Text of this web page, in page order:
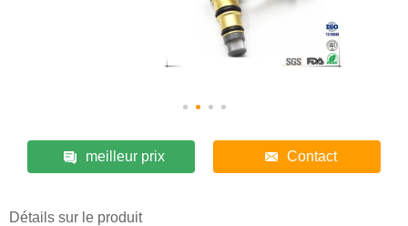
meilleur prix Contact
Détails sur le produit